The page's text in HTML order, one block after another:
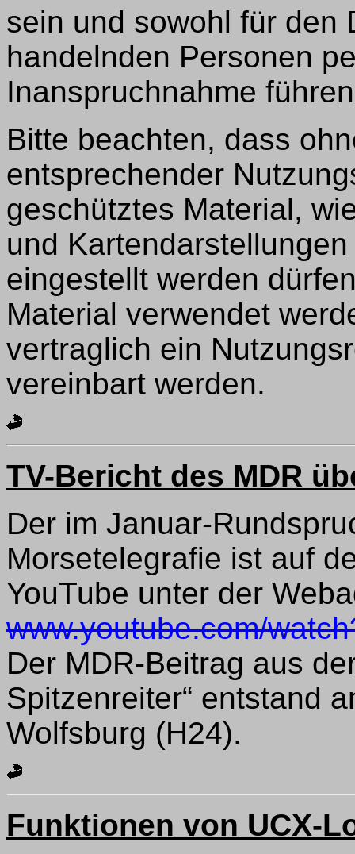
sein und sowohl für den
handelnden Personen
Inanspruchnahme
Bitte beachten, dass
entsprechender
geschütztes Material,
und
eingestellt werden
Material verwendet
vertraglich ein
vereinbart werden.
TV-Bericht des MDR
Der im Januar-
Morsetelegrafie ist auf
YouTube unter der
www.youtube.com/
Der MDR-Beitrag aus
Spitzenreiter“ entstand
Wolfsburg (H24).
Funktionen von UCX-